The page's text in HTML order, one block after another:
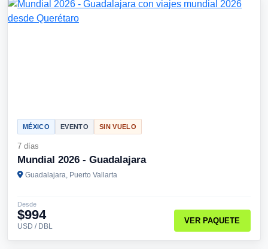
MÉXICO EVENTO SIN VUELO
7 días
Mundial 2026 - Guadalajara
Guadalajara, Puerto Vallarta
Desde
$994
USD / DBL
VER PAQUETE